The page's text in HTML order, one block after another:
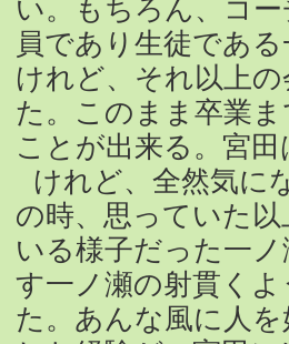
い。もちろん、コ
員であり生徒であ
けれど、それ以上
た。このまま卒業
ことが出来る。宮
けれど、全然気に
の時、思っていた
いる様子だった一
す一ノ瀬の射貫く
た。あんな風に人